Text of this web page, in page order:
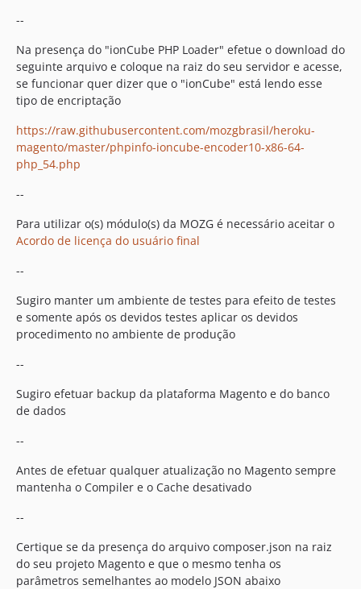
--
Na presença do "ionCube PHP Loader" efetue o download do
seguinte arquivo e coloque na raiz do seu servidor e acesse,
se funcionar quer dizer que o "ionCube" está lendo esse
tipo de encriptação
https://raw.githubusercontent.com/mozgbrasil/heroku-
magento/master/phpinfo-ioncube-encoder10-x86-64-
php_54.php
--
Para utilizar o(s) módulo(s) da MOZG é necessário aceitar o
Acordo de licença do usuário final
--
Sugiro manter um ambiente de testes para efeito de testes
e somente após os devidos testes aplicar os devidos
procedimento no ambiente de produção
--
Sugiro efetuar backup da plataforma Magento e do banco
de dados
--
Antes de efetuar qualquer atualização no Magento sempre
mantenha o Compiler e o Cache desativado
--
Certique se da presença do arquivo composer.json na raiz
do seu projeto Magento e que o mesmo tenha os
parâmetros semelhantes ao modelo JSON abaixo